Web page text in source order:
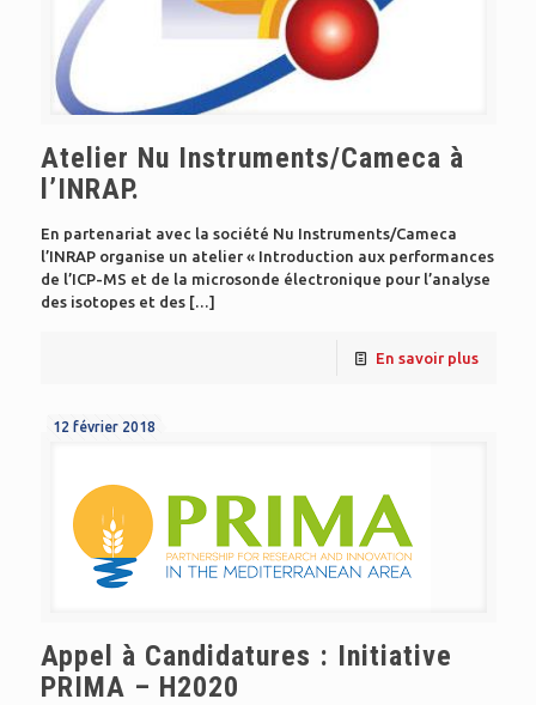
Atelier Nu Instruments/Cameca à
l’INRAP.
En partenariat avec la société Nu Instruments/Cameca
l’INRAP organise un atelier « Introduction aux performances
de l’ICP-MS et de la microsonde électronique pour l’analyse
des isotopes et des[…]
En savoir plus
12 février 2018
Appel à Candidatures : Initiative
PRIMA – H2020